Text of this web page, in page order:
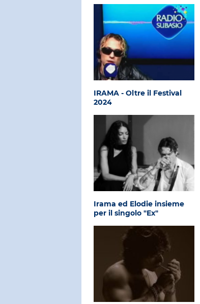
IRAMA - Oltre il Festival
2024
Irama ed Elodie insieme
per il singolo "Ex"